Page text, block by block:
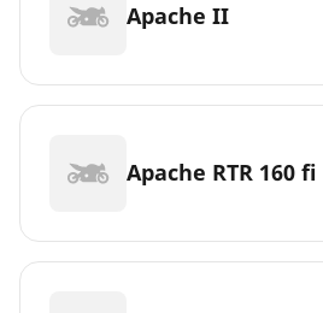
Apache II
Apache RTR 160 fi